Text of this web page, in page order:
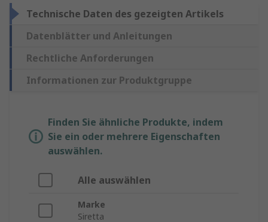
Technische Daten des gezeigten Artikels
Datenblätter und Anleitungen
Rechtliche Anforderungen
Informationen zur Produktgruppe
Finden Sie ähnliche Produkte, indem
Sie ein oder mehrere Eigenschaften
auswählen.
Alle auswählen
Marke
Siretta